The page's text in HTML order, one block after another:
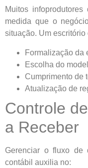
Muitos infoprodutores
medida que o
situação. Um
Formalização da
Escolha do
Cumprimento de
Atualização de
Controle
a Receber
Gerenciar o fluxo de
contábil auxilia no: